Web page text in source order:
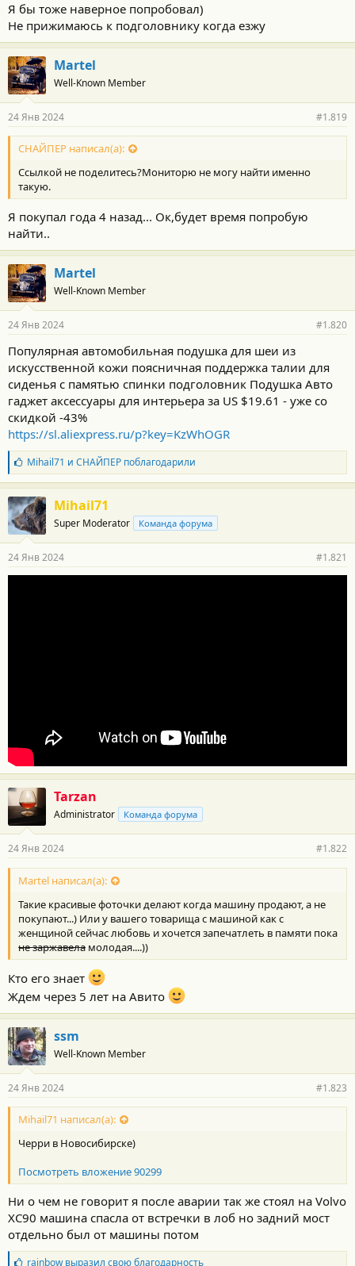
Я бы тоже наверное попробовал)
Не прижимаюсь к подголовнику когда езжу
Martel
Well-Known Member
24 Янв 2024 #1.819
СНАЙПЕР написал(а):
Ссылкой не поделитесь?Мониторю не могу найти именно
такую.
Я покупал года 4 назад... Ок,будет время попробую
найти..
Martel
Well-Known Member
24 Янв 2024 #1.820
Популярная автомобильная подушка для шеи из
искусственной кожи поясничная поддержка талии для
сиденья с памятью спинки подголовник Подушка Авто
гаджет аксессуары для интерьера за US $19.61 - уже со
скидкой -43%
https://sl.aliexpress.ru/p?key=KzWhOGR
Б
л
а
г
о
д
а
н
о
Mihail71 и СНАЙПЕРпоблагодарили
Mihail71
Super Moderator Команда форума
24 Янв 2024 #1.821
Tarzan
Administrator Команда форума
24 Янв 2024 #1.822
Martel написал(а):
Такие красивые фоточки делают когда машину продают, а не
покупают...) Или у вашего товарища с машиной как с
женщиной сейчас любовь и хочется запечатлеть в памяти пока
не заржавела молодая....))
Кто его знает
Ждем через 5 лет на Авито
ssm
Well-Known Member
24 Янв 2024 #1.823
Mihail71 написал(а):
Черри в Новосибирске)
Посмотреть вложение 90299
Ни о чем не говорит я после аварии так же стоял на Volvo
XC90 машина спасла от встречки в лоб но задний мост
отдельно был от машины потом
Б
rainbowвыразил свою благодарность